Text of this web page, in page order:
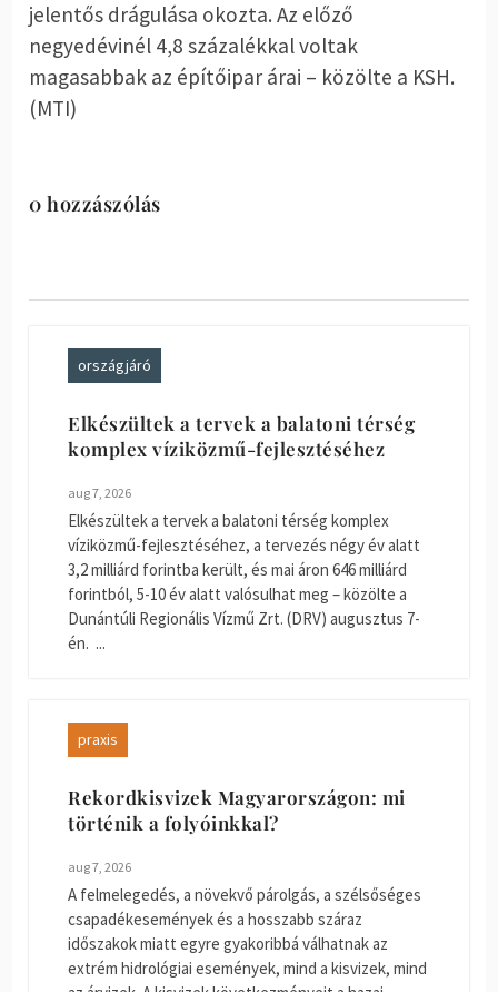
jelentős drágulása okozta. Az előző
negyedévinél 4,8 százalékkal voltak
magasabbak az építőipar árai – közölte a KSH.
(MTI)
0 hozzászólás
országjáró
Elkészültek a tervek a balatoni térség
komplex víziközmű-fejlesztéséhez
aug 7, 2026
Elkészültek a tervek a balatoni térség komplex
víziközmű-fejlesztéséhez, a tervezés négy év alatt
3,2 milliárd forintba került, és mai áron 646 milliárd
forintból, 5-10 év alatt valósulhat meg – közölte a
Dunántúli Regionális Vízmű Zrt. (DRV) augusztus 7-
én. ...
praxis
Rekordkisvizek Magyarországon: mi
történik a folyóinkkal?
aug 7, 2026
A felmelegedés, a növekvő párolgás, a szélsőséges
csapadékesemények és a hosszabb száraz
időszakok miatt egyre gyakoribbá válhatnak az
extrém hidrológiai események, mind a kisvizek, mind